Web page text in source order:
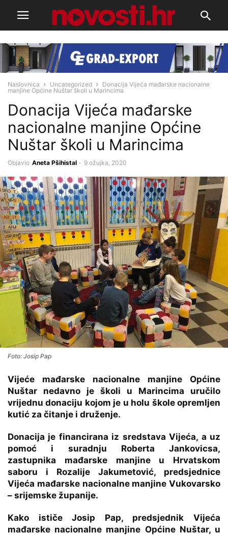
Naslovnica Uncategorized
Donacija Vijeća mađarske nacionalne
manjine Općine Nuštar školi u Marincima
Donacija Vijeća mađarske
nacionalne manjine Općine
Nuštar školi u Marincima
Objavio Aneta Pšihistal - 9 ožujka, 2020
Foto: Josip Pap
Vijeće mađarske nacionalne manjine Općine
Nuštar nedavno je školi u Marincima uručilo
vrijednu donaciju kojom je u holu škole opremljen
kutić za čitanje i druženje.
Donacija je financirana iz sredstava Vijeća, a uz
pomoć i suradnju Roberta Jankovicsa,
zastupnika mađarske manjine u Hrvatskom
saboru i Rozalije Jakumetović, predsjednice
Vijeća mađarske nacionalne manjine Vukovarsko
– srijemske županije.
Kako ističe Josip Pap, predsjednik Vijeća
mađarske nacionalne manjine Općine Nuštar, u